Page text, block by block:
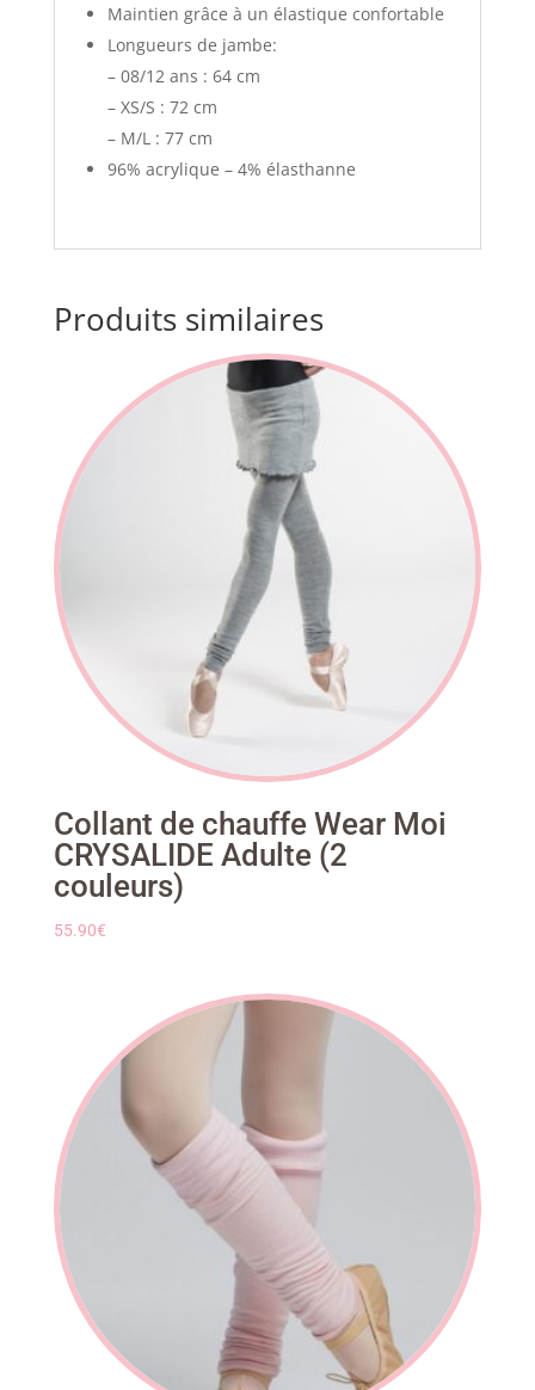
Maintien grâce à un élastique confortable
Longueurs de jambe:
– 08/12 ans : 64 cm
– XS/S : 72 cm
– M/L : 77 cm
96% acrylique – 4% élasthanne
Produits similaires
Collant de chauffe Wear Moi
CRYSALIDE Adulte (2
couleurs)
55.90€